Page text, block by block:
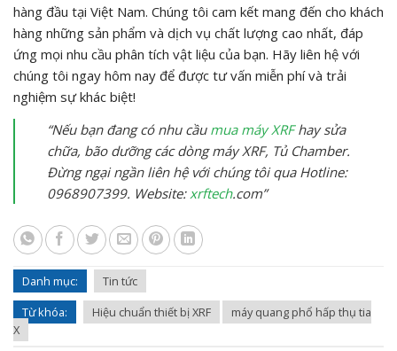
hàng đầu tại Việt Nam. Chúng tôi cam kết mang đến cho khách
hàng những sản phẩm và dịch vụ chất lượng cao nhất, đáp
ứng mọi nhu cầu phân tích vật liệu của bạn. Hãy liên hệ với
chúng tôi ngay hôm nay để được tư vấn miễn phí và trải
nghiệm sự khác biệt!
“Nếu bạn đang có nhu cầu mua máy XRFhay sửa
chữa, bão dưỡng các dòng máy XRF, Tủ Chamber.
Đừng ngại ngần liên hệ với chúng tôi qua Hotline:
0968907399. Website: xrftech.com”
Danh mục:
Tin tức
Từ khóa:
Hiệu chuẩn thiết bị XRF
máy quang phổ hấp thụ tia
X